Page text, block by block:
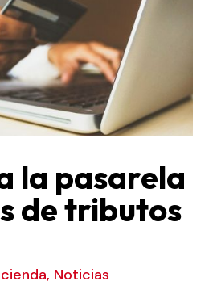
la pasarela
de tributos
, Noticias